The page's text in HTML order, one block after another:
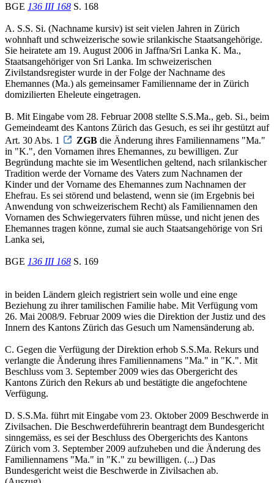
BGE 136 III 168 S. 168
A. S.S. Si. (Nachname kursiv) ist seit vielen Jahren in Zürich
wohnhaft und schweizerische sowie srilankische Staatsangehörige.
Sie heiratete am 19. August 2006 in Jaffna/Sri Lanka K. Ma.,
Staatsangehöriger von Sri Lanka. Im schweizerischen
Zivilstandsregister wurde in der Folge der Nachname des
Ehemannes (Ma.) als gemeinsamer Familienname der in Zürich
domizilierten Eheleute eingetragen.
B. Mit Eingabe vom 28. Februar 2008 stellte S.S.Ma., geb. Si., beim
Gemeindeamt des Kantons Zürich das Gesuch, es sei ihr gestützt auf
Art. 30 Abs. 1
ZGB die Änderung ihres Familiennamens "Ma."
in "K.", den Vornamen ihres Ehemannes, zu bewilligen. Zur
Begründung machte sie im Wesentlichen geltend, nach srilankischer
Tradition werde der Vorname des Vaters zum Nachnamen der
Kinder und der Vorname des Ehemannes zum Nachnamen der
Ehefrau. Es sei störend und belastend, wenn sie (im Ergebnis bei
Anwendung von schweizerischem Recht) als Familiennamen den
Vornamen des Schwiegervaters führen müsse, und nicht jenen des
Ehemannes tragen könne, zumal sie auch Staatsangehörige von Sri
Lanka sei,
BGE 136 III 168 S. 169
in beiden Ländern gleich registriert sein wolle und eine enge
Beziehung zu ihrer tamilischen Familie habe. Mit Verfügung vom
26. Mai 2008/9. Februar 2009 wies die Direktion der Justiz und des
Innern des Kantons Zürich das Gesuch um Namensänderung ab.
C. Gegen die Verfügung der Direktion erhob S.S.Ma. Rekurs und
verlangte die Änderung ihres Familiennamens "Ma." in "K.". Mit
Beschluss vom 3. September 2009 wies das Obergericht des
Kantons Zürich den Rekurs ab und bestätigte die angefochtene
Verfügung.
D. S.S.Ma. führt mit Eingabe vom 23. Oktober 2009 Beschwerde in
Zivilsachen. Die Beschwerdeführerin beantragt dem Bundesgericht
sinngemäss, es sei der Beschluss des Obergerichts des Kantons
Zürich vom 3. September 2009 aufzuheben und die Änderung des
Familiennamens "Ma." in "K." zu bewilligen. (...) Das
Bundesgericht weist die Beschwerde in Zivilsachen ab.